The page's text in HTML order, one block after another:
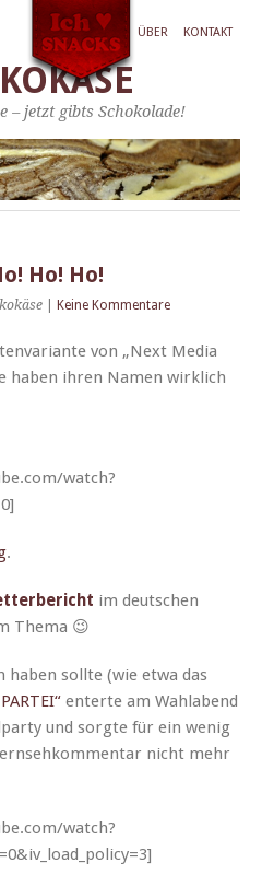
ÜBER KONTAKT
– jetzt gibts Schokolade!
Ho! Ho!
Keine Kommentare
von „Next Media
haben ihren Namen wirk­lich
watch?
.
im deutschen
Thema 😉
sollte (wie etwa das
enterte am Wahlabend
und sorgte für ein wenig
nicht mehr
watch?